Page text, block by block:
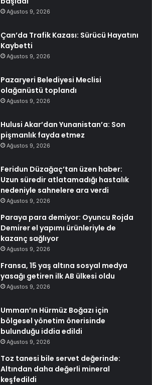
Ağustos 9, 2026
Çan’da Trafik Kazası: Sürücü Hayatını
Kaybetti
Ağustos 9, 2026
Pazaryeri Belediyesi Meclisi
olağanüstü toplandı
Ağustos 9, 2026
Hulusi Akar’dan Yunanistan’a: Son
pişmanlık fayda etmez
Ağustos 9, 2026
Feridun Düzağaç’tan üzen haber:
Uzun süredir atlatamadığı hastalık
nedeniyle sahnelere ara verdi
Ağustos 9, 2026
Paraya para demiyor: Oyuncu Rojda
Demirer el yapımı ürünleriyle de
kazanç sağlıyor
Ağustos 9, 2026
Fransa, 15 yaş altına sosyal medya
yasağı getiren ilk AB ülkesi oldu
Ağustos 9, 2026
Umman’ın Hürmüz Boğazı için
bölgesel yönetim önerisinde
bulunduğu iddia edildi
Ağustos 9, 2026
Toz tanesi bile servet değerinde:
Altından daha değerli mineral
keşfedildi